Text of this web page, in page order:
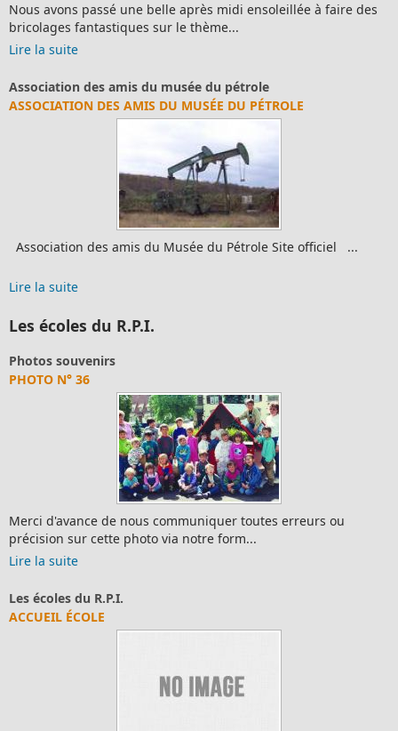
Nous avons passé une belle après midi ensoleillée à faire des
bricolages fantastiques sur le thème...
Lire la suite
Association des amis du musée du pétrole
ASSOCIATION DES AMIS DU MUSÉE DU PÉTROLE
Association des amis du Musée du Pétrole Site officiel ...
Lire la suite
Les écoles du R.P.I.
Photos souvenirs
PHOTO N° 36
Merci d'avance de nous communiquer toutes erreurs ou
précision sur cette photo via notre form...
Lire la suite
Les écoles du R.P.I.
ACCUEIL ÉCOLE